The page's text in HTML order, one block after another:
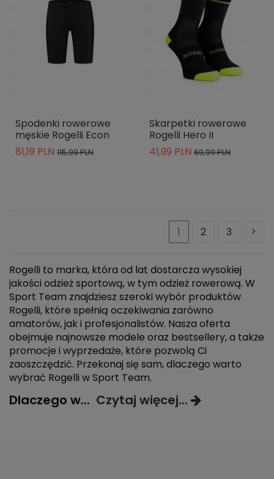
Spodenki rowerowe
męskie Rogelli Econ
81,19 PLN 115,99 PLN
Skarpetki rowerowe
Rogelli Hero II
41,99 PLN 69,99 PLN
1 2 3
Rogelli to marka, która od lat dostarcza wysokiej
jakości odzież sportową, w tym odzież rowerową. W
Sport Team znajdziesz szeroki wybór produktów
Rogelli, które spełnią oczekiwania zarówno
amatorów, jak i profesjonalistów. Nasza oferta
obejmuje najnowsze modele oraz bestsellery, a także
promocje i wyprzedaże, które pozwolą Ci
zaoszczędzić. Przekonaj się sam, dlaczego warto
wybrać Rogelli w Sport Team.
Dlaczego w... Czytaj więcej...